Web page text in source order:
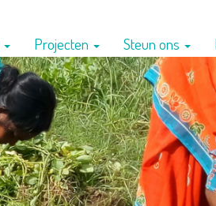
Projecten Steun ons